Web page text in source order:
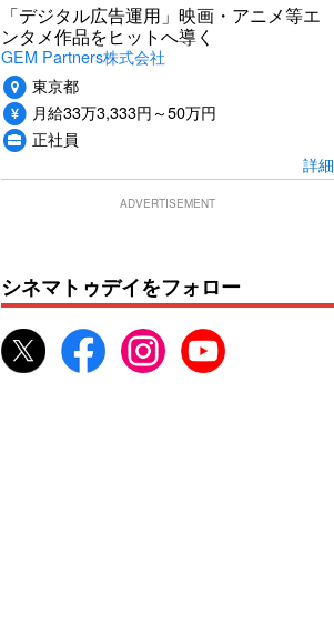
「デジタル広告運用」映画・アニメ等エ
ンタメ作品をヒットへ導く
GEM Partners株式会社
東京都
月給33万3,333円～50万円
正社員
詳細
ADVERTISEMENT
シネマトゥデイをフォロー